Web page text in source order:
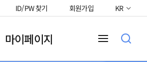
ID/PW 찾기 회원가입 KR
마이페이지